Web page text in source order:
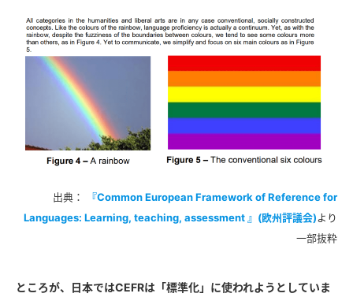
出典：
『Common European Framework of Reference for
Languages: Learning, teaching, assessment 』(欧州評議会)より
一部抜粋
ところが、日本ではCEFRは「標準化」に使われようとしていま